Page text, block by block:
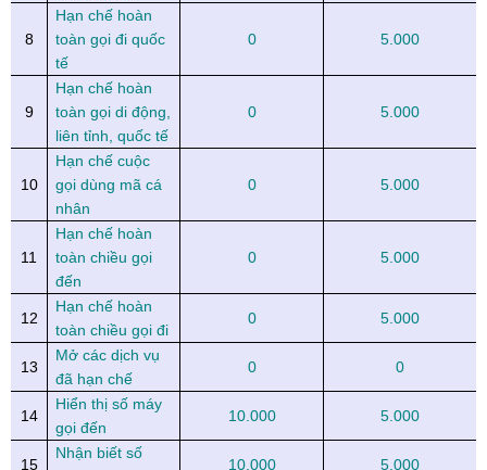
8
Hạn chế hoàn
toàn gọi đi quốc
tế
0 5.000
9
Hạn chế hoàn
toàn gọi di động,
liên tỉnh, quốc tế
0 5.000
10
Hạn chế cuộc
gọi dùng mã cá
nhân
0 5.000
11
Hạn chế hoàn
toàn chiều gọi
đến
0 5.000
12
Hạn chế hoàn
toàn chiều gọi đi
0 5.000
13
Mở các dịch vụ
đã hạn chế
0 0
14
Hiển thị số máy
gọi đến
10.000 5.000
15
Nhận biết số
10.000 5.000